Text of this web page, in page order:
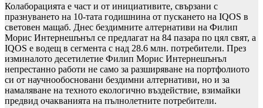
Колаборацията е част и от инициативите, свързани с
празнуването на 10-тата годишнина от пускането на IQOS в
световен мащаб. Днес бездимните алтернативи на Филип
Морис Интернешънъл се предлагат на 84 пазара по цял свят, а
IQOS е водещ в сегмента с над 28.6 млн. потребители. През
изминалото десетилетие Филип Морис Интернешънъл
непрестанно работи не само за разширяване на портфолиото
си от научнообосновани бездимни алтернативи, но и за
намаляване на техното екологично въздействие, взимайки
предвид очакванията на пълнолетните потребители.